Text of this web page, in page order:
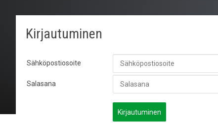
Kirjautuminen
Sähköpostiosoite
Salasana
Kirjautuminen